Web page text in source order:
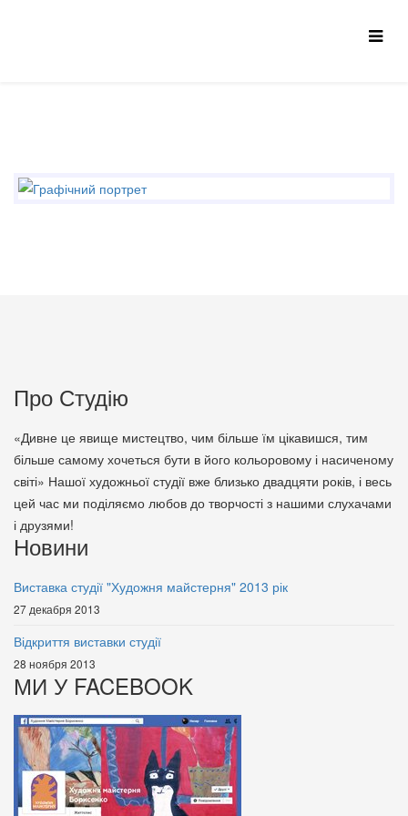
Про Студію
«Дивне це явище мистецтво, чим більше їм цікавишся, тим
більше самому хочеться бути в його кольоровому і насиченому
світі» Нашої художньої студії вже близько двадцяти років, і весь
цей час ми поділяємо любов до творчості з нашими слухачами
і друзями!
Новини
Виставка студії "Художня майстерня" 2013 рік
27 декабря 2013
Відкриття виставки студії
28 ноября 2013
МИ У FACEBOOK